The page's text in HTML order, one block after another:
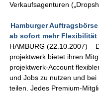
Verkaufsagenturen
Hamburger
ab sofort mehr Flexibilität
HAMBURG (22.10.2007) –
projektwerk bietet ihren
projektwerk-Account
und Jobs zu nutzen und
teilen. Jedes Premium-